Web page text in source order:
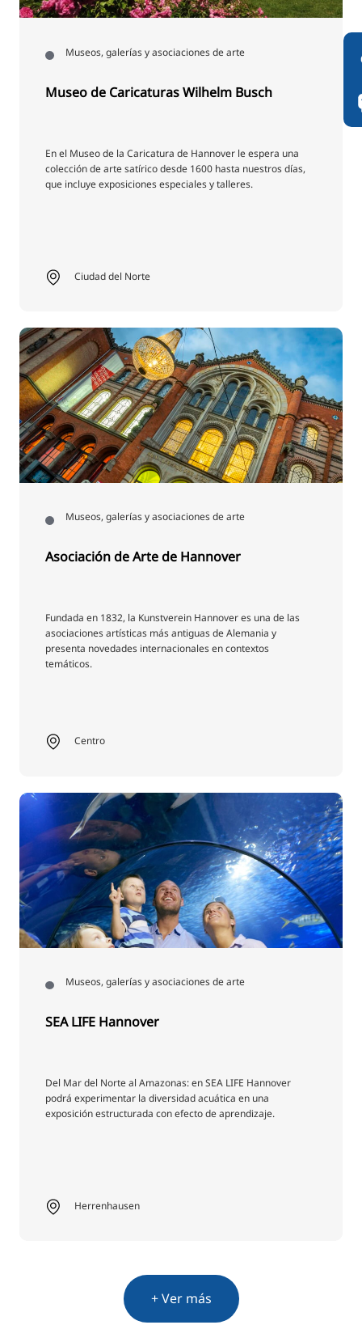
Museos, galerías y asociaciones de arte
Museo de Caricaturas Wilhelm Busch
En el Museo de la Caricatura de Hannover le espera una
colección de arte satírico desde 1600 hasta nuestros días,
que incluye exposiciones especiales y talleres.
Ciudad del Norte
Museos, galerías y asociaciones de arte
Asociación de Arte de Hannover
Fundada en 1832, la Kunstverein Hannover es una de las
asociaciones artísticas más antiguas de Alemania y
presenta novedades internacionales en contextos
temáticos.
Centro
Museos, galerías y asociaciones de arte
SEA LIFE Hannover
Del Mar del Norte al Amazonas: en SEA LIFE Hannover
podrá experimentar la diversidad acuática en una
exposición estructurada con efecto de aprendizaje.
Herrenhausen
+ Ver más